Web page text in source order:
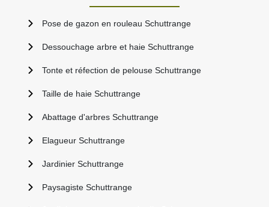
Pose de gazon en rouleau Schuttrange
Dessouchage arbre et haie Schuttrange
Tonte et réfection de pelouse Schuttrange
Taille de haie Schuttrange
Abattage d'arbres Schuttrange
Elagueur Schuttrange
Jardinier Schuttrange
Paysagiste Schuttrange